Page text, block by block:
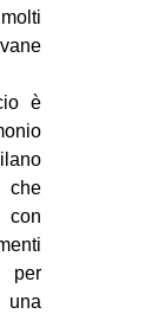
è
che
con
per
una